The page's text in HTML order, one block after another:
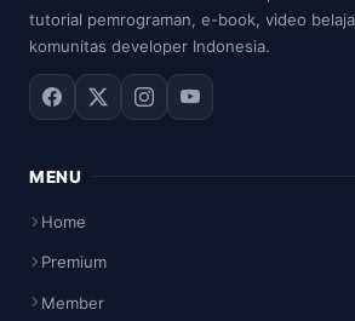
tutorial pemrograman, e-book, video
komunitas developer Indonesia.
MENU
Home
Premium
Member